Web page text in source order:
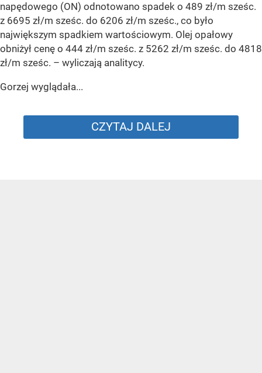
napędowego (ON) odnotowano spadek o 489 zł/m sześc.
z 6695 zł/m sześc. do 6206 zł/m sześc., co było
największym spadkiem wartościowym. Olej opałowy
obniżył cenę o 444 zł/m sześc. z 5262 zł/m sześc. do 4818
zł/m sześc. – wyliczają analitycy.
Gorzej wyglądała...
CZYTAJ DALEJ